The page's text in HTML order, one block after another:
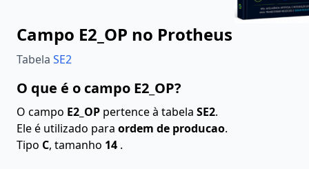
Campo E2_OP no Protheus
Tabela SE2
O que é o campo E2_OP?
O campo E2_OP pertence à tabela SE2.
Ele é utilizado para ordem de producao.
Tipo C, tamanho 14 .